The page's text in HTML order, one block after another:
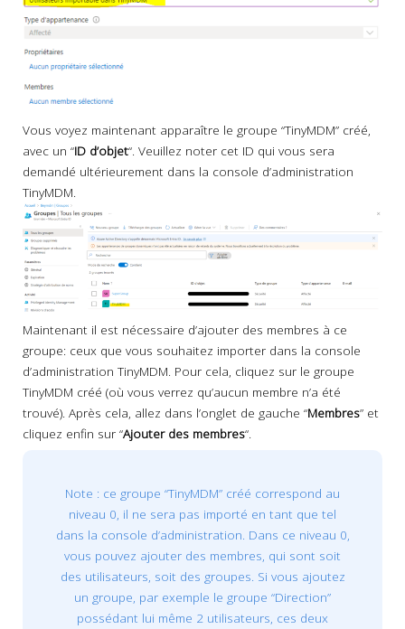
Vous voyez maintenant apparaître le groupe “TinyMDM” créé,
avec un “ID d’objet“. Veuillez noter cet ID qui vous sera
demandé ultérieurement dans la console d’administration
TinyMDM.
Maintenant il est nécessaire d’ajouter des membres à ce
groupe: ceux que vous souhaitez importer dans la console
d’administration TinyMDM. Pour cela, cliquez sur le groupe
TinyMDM créé (où vous verrez qu’aucun membre n’a été
trouvé). Après cela, allez dans l’onglet de gauche “Membres” et
cliquez enfin sur “Ajouter des membres“.
Note : ce groupe “TinyMDM” créé correspond au
niveau 0, il ne sera pas importé en tant que tel
dans la console d’administration. Dans ce niveau 0,
vous pouvez ajouter des membres, qui sont soit
des utilisateurs, soit des groupes. Si vous ajoutez
un groupe, par exemple le groupe “Direction”
possédant lui même 2 utilisateurs, ces deux